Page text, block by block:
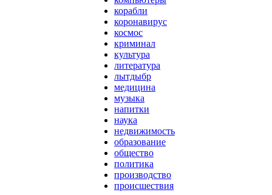
корабли
коронавирус
космос
криминал
культура
литература
лытдыбр
медицина
музыка
напитки
наука
недвижимость
образование
общество
политика
производство
происшествия